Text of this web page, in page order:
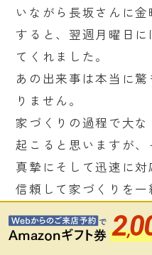
いながら長坂さんに金
すると、翌週月曜日
てくれました。
あの出来事は本当に
りません。
家づくりの過程で大
起こると思いますが
真摯にそして迅速に対
信頼して家づくりを
た。